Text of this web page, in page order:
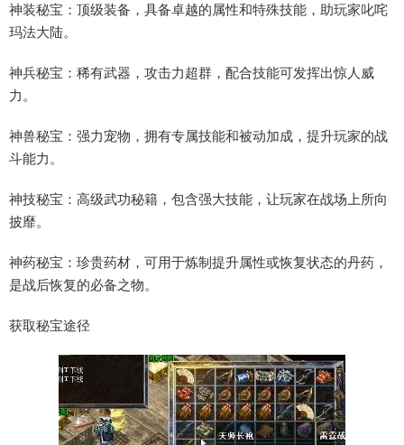
神装秘宝：顶级装备，具备卓越的属性和特殊技能，助玩家叱咤
玛法大陆。
神兵秘宝：稀有武器，攻击力超群，配合技能可发挥出惊人威
力。
神兽秘宝：强力宠物，拥有专属技能和被动加成，提升玩家的战
斗能力。
神技秘宝：高级武功秘籍，包含强大技能，让玩家在战场上所向
披靡。
神药秘宝：珍贵药材，可用于炼制提升属性或恢复状态的丹药，
是战后恢复的必备之物。
获取秘宝途径